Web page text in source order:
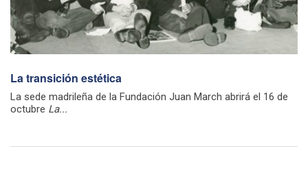
La transición estética
La sede madrileña de la Fundación Juan March abrirá el 16 de
octubre La...